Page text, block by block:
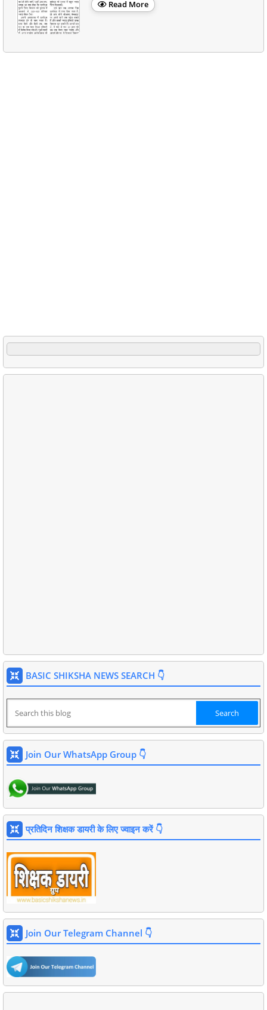
Read More
BASIC SHIKSHA NEWS SEARCH 👇
Join Our WhatsApp Group 👇
प्रतिदिन शिक्षक डायरी के लिए ज्वाइन करें 👇
Join Our Telegram Channel 👇